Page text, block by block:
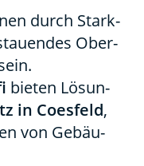
durch Stark­
Ober­
bie­ten Lösun­
in Coes­feld,
von Gebäu­